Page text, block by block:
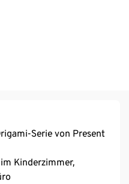
Serie von Present
Kinderzimmer,